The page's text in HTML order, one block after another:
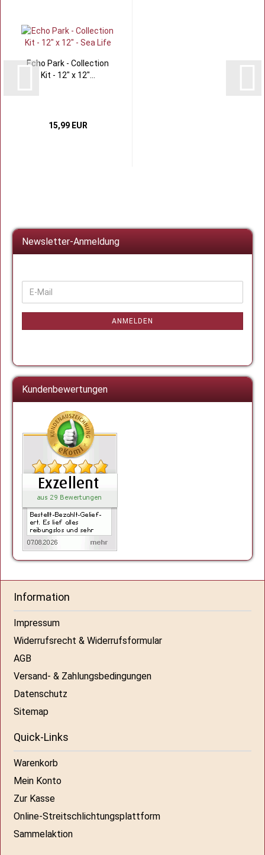
Echo Park - Collection
Kit - 12" x 12"...
15,99 EUR
Newsletter-Anmeldung
WEITER
ZUR
NEWSLETTER-
E-
Mail
ANMELDEN
Kundenbewertungen
Information
Impressum
Widerrufsrecht & Widerrufsformular
AGB
Versand- & Zahlungsbedingungen
Datenschutz
Sitemap
Quick-Links
Warenkorb
Mein Konto
Zur Kasse
Online-Streitschlichtungsplattform
Sammelaktion